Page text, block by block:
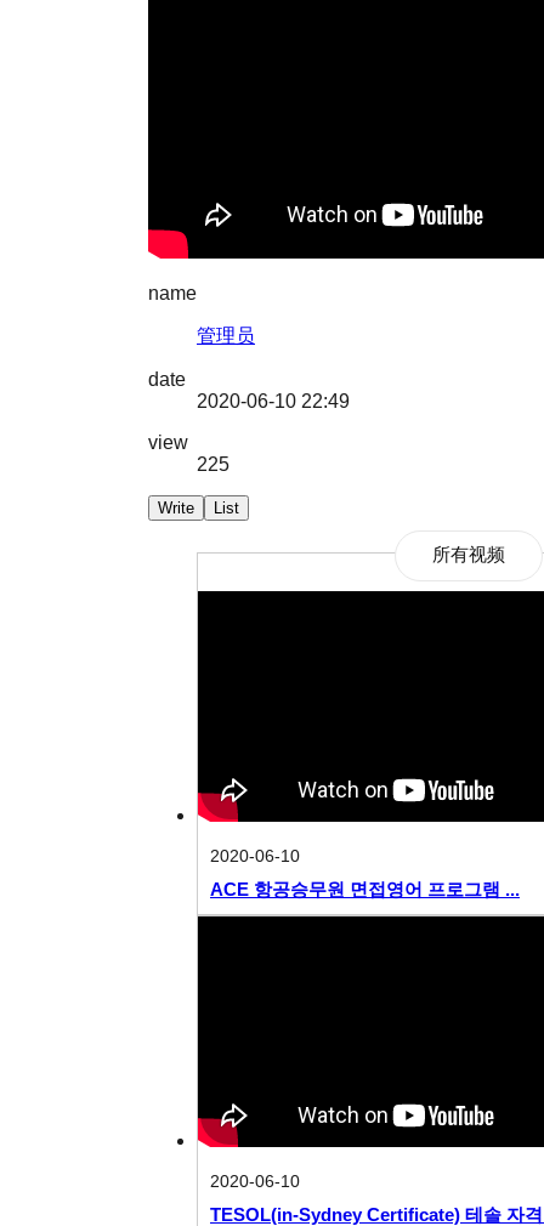
name
管理员
date
2020-06-10 22:49
view
225
Write List
所有视频
2020-06-10
ACE 항공승무원 면접영어 프로그램 ...
2020-06-10
TESOL(in-Sydney Certificate) 테솔 자